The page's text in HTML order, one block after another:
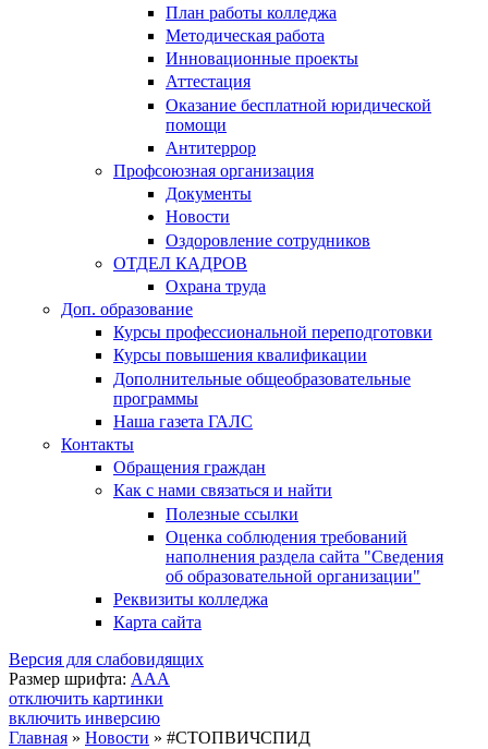
План работы колледжа
Методическая работа
Инновационные проекты
Аттестация
Оказание бесплатной юридической
помощи
Антитеррор
Профсоюзная организация
Документы
Новости
Оздоровление сотрудников
ОТДЕЛ КАДРОВ
Охрана труда
Доп. образование
Курсы профессиональной переподготовки
Курсы повышения квалификации
Дополнительные общеобразовательные
программы
Наша газета ГАЛС
Контакты
Обращения граждан
Как с нами связаться и найти
Полезные ссылки
Оценка соблюдения требований
наполнения раздела сайта "Сведения
об образовательной организации"
Реквизиты колледжа
Карта сайта
Версия для слабовидящих
Размер шрифта: AAA
отключить картинки
включить инверсию
Главная » Новости » #СТОПВИЧСПИД